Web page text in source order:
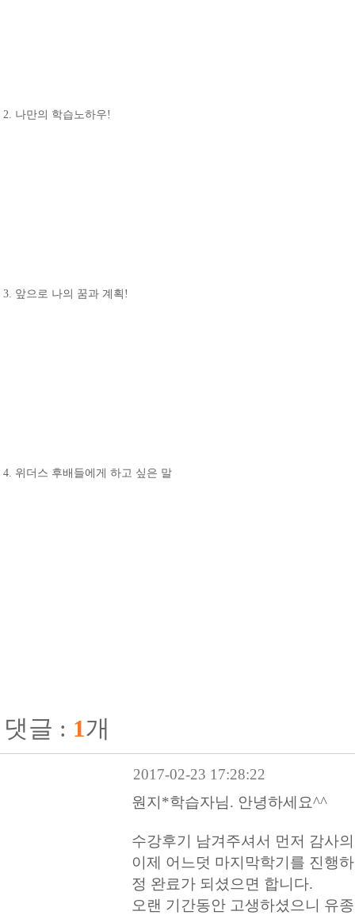
2. 나만의 학습노하우!
3. 앞으로 나의 꿈과 계획!
4. 위더스 후배들에게 하고 싶은 말
댓글 : 1개
2017-02-23 17:28:22
원지*학습자님. 안녕하세요^^
수강후기 남겨주셔서 먼저 감사
이제 어느덧 마지막학기를 진행
정 완료가 되셨으면 합니다.
오랜 기간동안 고생하셨으니 유